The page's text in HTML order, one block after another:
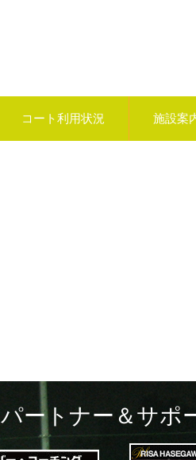
コート利用状況 施設案
パートナー＆サポ